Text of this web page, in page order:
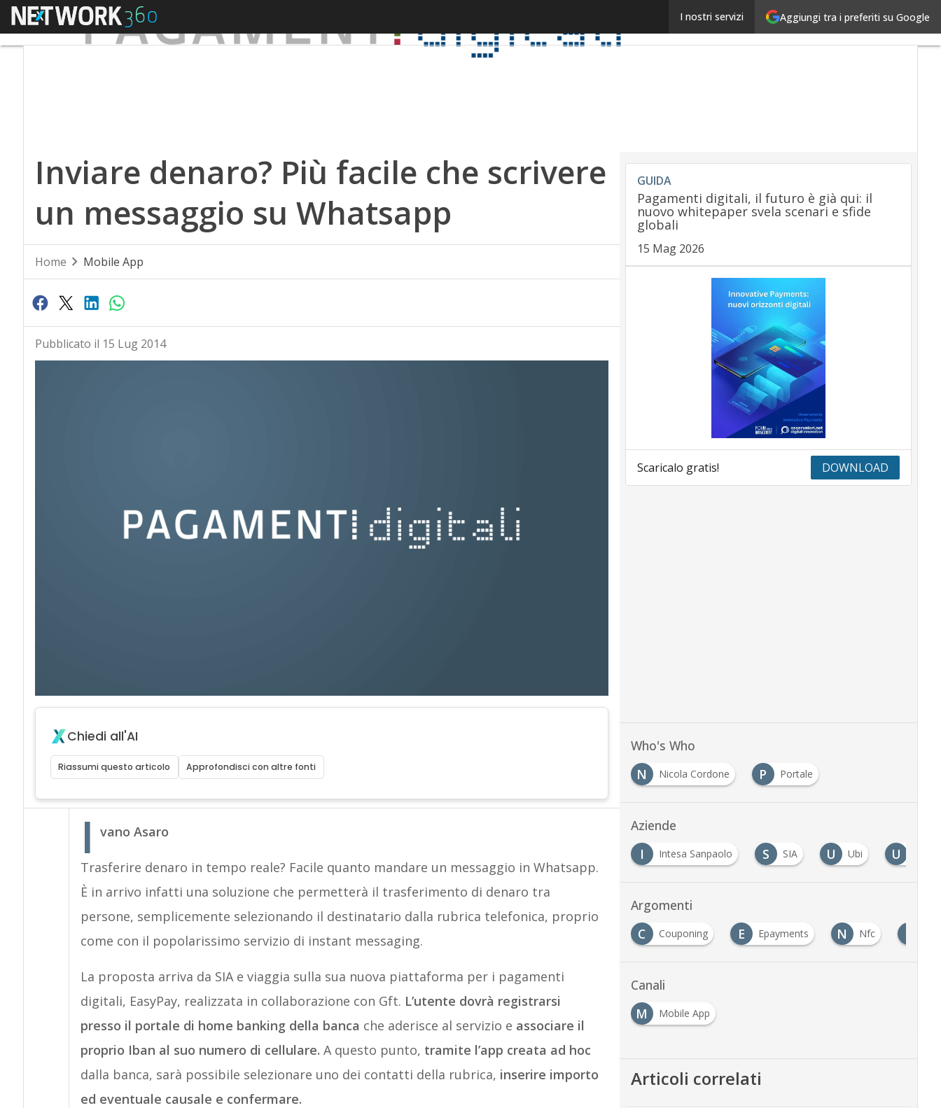
Aggiungi tra i preferiti su Google
I nostri servizi
Menu Inviare denaro? Più facile che scrivere un
Inviare denaro? Più facile che scrivere
un messaggio su Whatsapp
Home Mobile App
Pubblicato il 15 Lug 2014
Chiedi all'AI
Riassumi questo articolo Approfondisci con altre fonti
I vano Asaro
Trasferire denaro in tempo reale? Facile quanto mandare un messaggio in Whatsapp.
È in arrivo infatti una soluzione che permetterà il trasferimento di denaro tra
persone, semplicemente selezionando il destinatario dalla rubrica telefonica, proprio
come con il popolarissimo servizio di instant messaging.
La proposta arriva da SIA e viaggia sulla sua nuova piattaforma per i pagamenti
digitali, EasyPay, realizzata in collaborazione con Gft. L’utente dovrà registrarsi
presso il portale di home banking della banca che aderisce al servizio e associare il
proprio Iban al suo numero di cellulare. A questo punto, tramite l’app creata ad hoc
dalla banca, sarà possibile selezionare uno dei contatti della rubrica, inserire importo
ed eventuale causale e confermare.
GUIDA
Pagamenti digitali, il futuro è già qui: il
nuovo whitepaper svela scenari e sfide
globali
15 Mag 2026
Scaricalo gratis! DOWNLOAD
Who's Who
N
Nicola Cordone P Portale
Aziende
I Intesa Sanpaolo S SIA U Ubi U
Argomenti
C Couponing E Epayments N Nfc
Canali
M
Mobile App
Articoli correlati